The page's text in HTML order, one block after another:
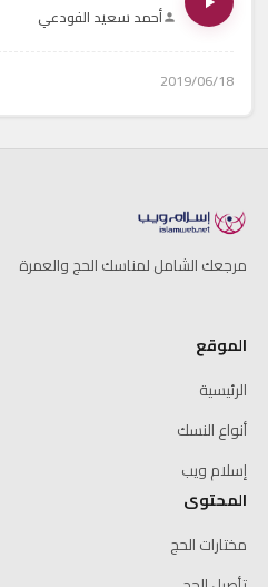
أحمد سعيد الفودعي
2019/06/18
مرجعك الشامل لمناسك الحج والعمرة
الموقع
الرئيسية
أنواع النسك
إسلام ويب
المحتوى
مختارات الحج